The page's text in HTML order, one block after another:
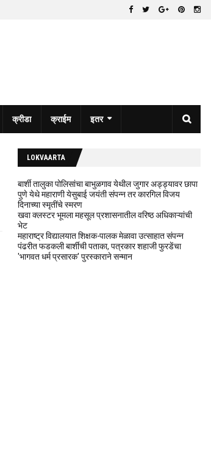
क्रीडा क्राईम इतर
LOKVAARTA
बार्शी तालुका पोलिसांचा बाभुळगाव येथील जुगार अड्ड्यावर छापा
पुणे येथे महाराणी येसुबाई जयंती संपन्न तर कारगिल विजय
दिनाच्या स्मृतींचे स्मरण
खवा क्लस्टर भूमला महसूल प्रशासनातील वरिष्ठ अधिकाऱ्यांची
भेट
महाराष्ट्र विद्यालयात शिक्षक-पालक मेळावा उत्साहात संपन्न
पंढरीत फडकली बार्शीची पताका, पत्रकार शहाजी फुरडेंचा
'भागवत धर्म प्रसारक' पुरस्काराने सन्मान